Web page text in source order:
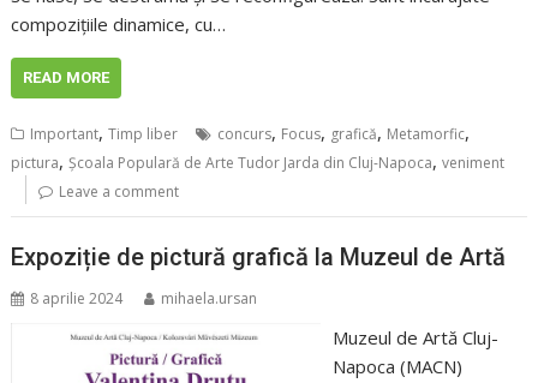
compozițiile dinamice, cu…
READ MORE
Important,Timp liber concurs, Focus, grafică, Metamorfic,
pictura,Școala Populară de Arte Tudor Jarda din Cluj-Napoca,veniment
Leave a comment
Expoziție de pictură grafică la Muzeul de Artă
8 aprilie 2024 mihaela.ursan
Muzeul de Artă Cluj-
Napoca (MACN)